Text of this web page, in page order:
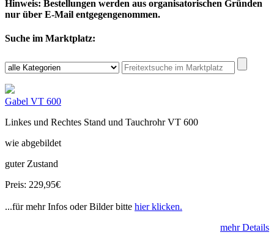
Hinweis: Bestellungen werden aus organisatorischen Gründen
nur über E-Mail entgegengenommen.
Suche im Marktplatz:
Gabel VT 600
Linkes und Rechtes Stand und Tauchrohr VT 600
wie abgebildet
guter Zustand
Preis: 229,95€
...für mehr Infos oder Bilder bitte hier klicken.
mehr Details